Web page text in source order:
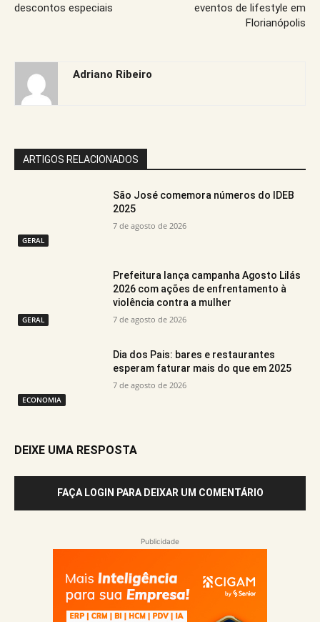
descontos especiais
eventos de lifestyle em
Florianópolis
Adriano Ribeiro
ARTIGOS RELACIONADOS
GERAL
São José comemora números do IDEB
2025
7 de agosto de 2026
GERAL
Prefeitura lança campanha Agosto Lilás
2026 com ações de enfrentamento à
violência contra a mulher
7 de agosto de 2026
ECONOMIA
Dia dos Pais: bares e restaurantes
esperam faturar mais do que em 2025
7 de agosto de 2026
DEIXE UMA RESPOSTA
FAÇA LOGIN PARA DEIXAR UM COMENTÁRIO
Publicidade